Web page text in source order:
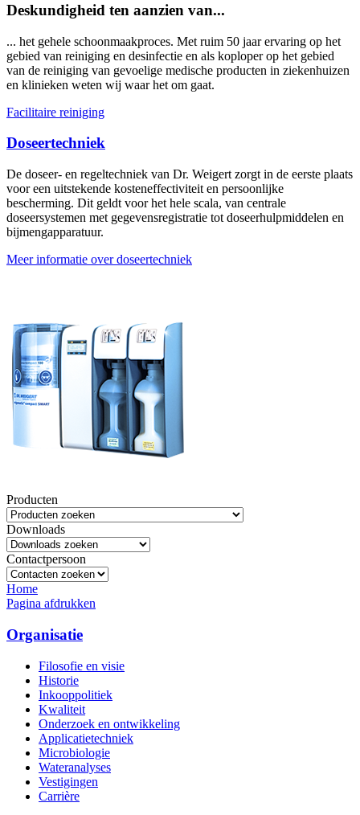
Deskundigheid ten aanzien van...
... het gehele schoonmaakproces. Met ruim 50 jaar ervaring op het
gebied van reiniging en desinfectie en als koploper op het gebied
van de reiniging van gevoelige medische producten in ziekenhuizen
en klinieken weten wij waar het om gaat.
Facilitaire reiniging
Doseertechniek
De doseer- en regeltechniek van Dr. Weigert zorgt in de eerste plaats
voor een uitstekende kosteneffectiviteit en persoonlijke
bescherming. Dit geldt voor het hele scala, van centrale
doseersystemen met gegevensregistratie tot doseerhulpmiddelen en
bijmengapparatuur.
Meer informatie over doseertechniek
Producten
Downloads
Contactpersoon
Home
Pagina afdrukken
Organisatie
Filosofie en visie
Historie
Inkooppolitiek
Kwaliteit
Onderzoek en ontwikkeling
Applicatietechniek
Microbiologie
Wateranalyses
Vestigingen
Carrière